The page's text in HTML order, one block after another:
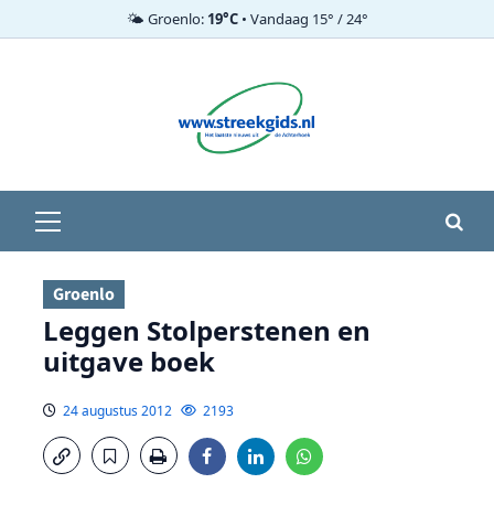
🌤️ Groenlo: 19°C• Vandaag 15° / 24°
menu
Groenlo
Leggen Stolperstenen en
uitgave boek
24 augustus 2012 2193